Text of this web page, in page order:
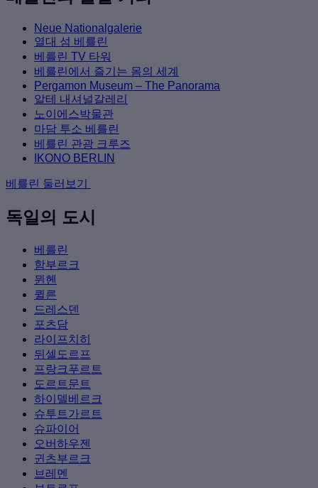
Neue Nationalgalerie
열대 섬 베를린
베를린 TV 타워
베를린에서 즐기는 몸의 세계
Pergamon Museum – The Panorama
알테 내셔널갈레리
노이에스박물관
마담 투소 베를린
베를린 관광 크루즈
IKONO BERLIN
베를린 둘러보기
독일의 도시
베를린
함부르크
뮌헨
퀼른
드레스덴
포츠담
라이프치히
뒤셀도르프
프랑크푸르트
도르트문트
하이델베르크
슈투트가르트
슈파이어
오버하우젠
귄츠부르크
브레멘